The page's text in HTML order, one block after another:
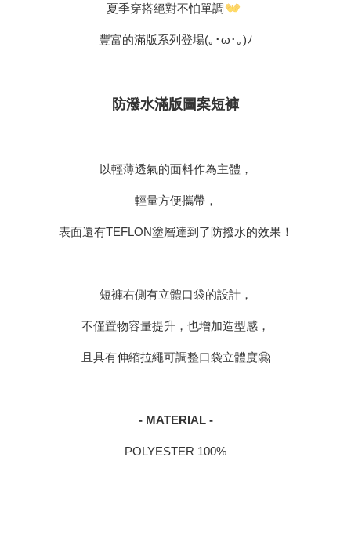
夏季穿搭絕對不怕單調
豐富的滿版系列登場(｡･ω･｡)ﾉ
防潑水滿版圖案短褲
以輕薄透氣的面料作為主體，
輕量方便攜帶，
表面還有TEFLON塗層達到了防撥水的效果！
短褲右側有立體口袋的設計，
不僅置物容量提升，也增加造型感，
且具有伸縮拉繩可調整口袋立體度🤗
- MATERIAL -
POLYESTER 100%